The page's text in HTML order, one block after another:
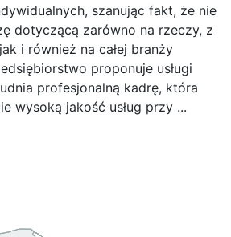
szanując fakt, że nie
dotyczącą zarówno na rzeczy, z
i również na całej branży
proponuje usługi
profesjonalną kadrę, która
wysoką jakość usług przy ...